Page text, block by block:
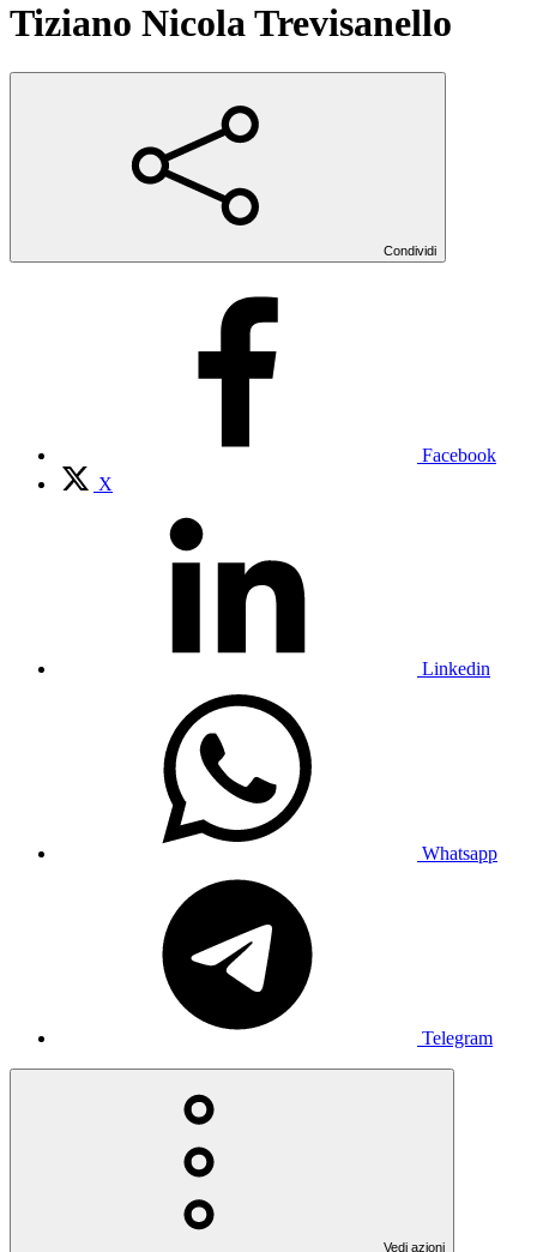
Tiziano Nicola Trevisanello
Condividi
Facebook
X
Linkedin
Whatsapp
Telegram
Vedi azioni